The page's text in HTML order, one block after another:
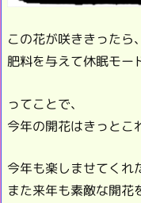
この花が咲ききったら、
肥料を与えて休眠モー
ってことで、
今年の開花はきっとこ
今年も楽しませてくれ
また来年も素敵な開